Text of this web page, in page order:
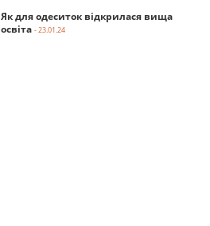
Як для одеситок відкрилася вища
освіта - 23.01.24